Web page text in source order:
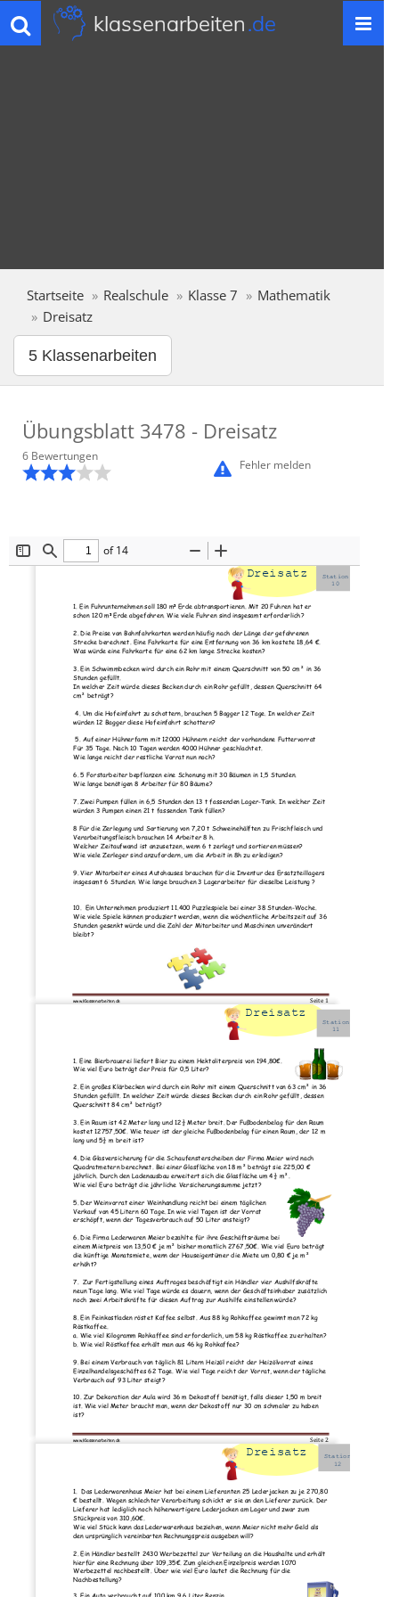
Toggle
navigation
klassenarbeiten.de
Startseite Realschule Klasse 7
Mathematik
Dreisatz
5 Klassenarbeiten
Übungsblatt 3478 - Dreisatz
Fehler melden
6 Bewertungen
ToggleFind
of 14
Zoom
In
www.Klassenarbeiten.de Seite 1
1. Ein Fuhrunternehmen soll 180 m³ Erde abtransportieren. Mit 20 Fuhren hat er
schon 120 m³ Erde abgefahren. Wie viele Fuhren sind insgesamt erforderlich?
2. Die Preise von Bahnfahrkarten werden häufig nach der Länge der gefahrenen
Strecke berechnet. Eine Fahrkarte für eine Entfernung von 36 km kostete 18,64 €.
Was würde eine Fahrkarte für eine 62 km lange Strecke kosten?
3. Ein Schwimmbecken wird durch ein Rohr mit einem Querschnitt von 50 cm² in 36
Stunden gefüllt.
In welcher Zeit würde dieses Becken durch ein Rohr gefüllt, dessen Querschnitt 64
cm² beträgt?
4. Um die Hofeinfahrt zu schottern, brauchen 5 Bagger 12 Tage. In welcher Zeit
würden 12 Bagger diese Hofeinfahrt schottern?
5. Auf einer Hühnerfarm mit 12000 Hühnern reicht der vorhandene Futtervorrat
Für 35 Tage. Nach 10 Tagen werden 4000 Hühner geschlachtet.
Wie lange reicht der restliche Vorrat nun noch?
6. 5 Forstarbeiter bepflanzen eine Schonung mit 30 Bäumen in 1,5 Stunden.
Wie lange benötigen 8 Arbeiter für 80 Bäume?
7. Zwei Pumpen füllen in 6,5 Stunden den 13 t fassenden Lager-Tank. In welcher Zeit
würden 3 Pumpen einen 21 t fassenden Tank füllen?
8 Für die Zerlegung und Sortierung von 7,20 t Schweinehälften zu Frischfleisch und
Verarbeitungsfleisch brauchen 14 Arbeiter 8 h.
Welcher Zeitaufwand ist anzusetzen, wenn 6 t zerlegt und sortieren müssen?
Wie viele Zerleger sind anzufordern, um die Arbeit in 8h zu erledigen?
9. Vier Mitarbeiter eines Autohauses brauchen für die Inventur des Ersatzteillagers
insgesamt 6 Stunden. Wie lange brauchen 3 Lagerarbeiter für dieselbe Leistung ?
10.  Ein Unternehmen produziert 11.400 Puzzlespiele bei einer 38 Stunden-Woche.
Wie viele Spiele können produziert werden, wenn die wöchentliche Arbeitszeit auf 36
Stunden gesenkt würde und die Zahl der Mitarbeiter und Maschinen unverändert
bleibt?
Dreisatz
Station
10
www.Klassenarbeiten.de Seite 2
1. Eine Bierbrauerei liefert Bier zu einem Hektoliterpreis von 194,80€.
Wie viel Euro beträgt der Preis für 0,5 Liter?
2. Ein großes Klärbecken wird durch ein Rohr mit einem Querschnitt von 63 cm² in 36
Stunden gefüllt. In welcher Zeit würde dieses Becken durch ein Rohr gefüllt, dessen
Querschnitt 84 cm² beträgt?
3. Ein Raum ist 42 Meter lang und 12½ Meter breit. Der Fußbodenbelag für den Raum
kostet 12757,50€. Wie teuer ist der gleiche Fußbodenbelag für einen Raum, der 12 m
lang und 5½ m breit ist?
4. Die Glasversicherung für die Schaufensterscheiben der Firma Meier wird nach
Quadratmetern berechnet. Bei einer Glasfläche von 18 m² beträgt sie 225,00 €
jährlich. Durch den Ladenausbau erweitert sich die Glasfläche um 4½ m².
Wie viel Euro beträgt die jährliche Versicherungssumme jetzt?
5. Der Weinvorrat einer Weinhandlung reicht bei einem täglichen
Verkauf von 45 Litern 60 Tage. In wie viel Tagen ist der Vorrat
erschöpft, wenn der Tagesverbrauch auf 50 Liter ansteigt?
6. Die Firma Lederwaren Meier bezahlte für ihre Geschäftsräume bei
einem Mietpreis von 13,50 € je m² bisher monatlich 2767,50€. Wie viel Euro beträgt
die künftige Monatsmiete, wenn der Hauseigentümer die Miete um 0,80 € je m²
erhöht?
7.  Zur Fertigstellung eines Auftrages beschäftigt ein Händler vier Aushilfskräfte
neun Tage lang. Wie viel Tage würde es dauern, wenn der Geschäftsinhaber zusätzlich
noch zwei Arbeitskräfte für diesen Auftrag zur Aushilfe einstellen würde?
8. Ein Feinkostladen röstet Kaffee selbst. Aus 88 kg Rohkaffee gewinnt man 72 kg
Röstkaffee.
a. Wie viel Kilogramm Rohkaffee sind erforderlich, um 58 kg Röstkaffee zu erhalten?
b. Wie viel Röstkaffee erhält man aus 46 kg Rohkaffee?
9. Bei einem Verbrauch von täglich 81 Litern Heizöl reicht der Heizölvorrat eines
Einzelhandelsgeschäftes 62 Tage. Wie viel Tage reicht der Vorrat, wenn der tägliche
Verbrauch auf 93 Liter steigt?
10. Zur Dekoration der Aula wird 36 m Dekostoff benötigt, falls dieser 1,50 m breit
ist. Wie viel Meter braucht man, wenn der Dekostoff nur 30 cm schmaler zu haben
ist?
Dreisatz
Station
11
1.  Das Lederwarenhaus Meier hat bei einem Lieferanten 25 Lederjacken zu je 270,80
€ bestellt. Wegen schlechter Verarbeitung schickt er sie an den Lieferer zurück. Der
Lieferer hat lediglich noch höherwertigere Lederjacken am Lager und zwar zum
Stückpreis von 310,60€.
Wie viel Stück kann das Lederwarenhaus beziehen, wenn Meier nicht mehr Geld als
den ursprünglich vereinbarten Rechnungspreis ausgeben will?
2. Ein Händler bestellt 2430 Werbezettel zur Verteilung an die Haushalte und erhält
hierfür eine Rechnung über 109,35€. Zum gleichen Einzelpreis werden 1070
Werbezettel nachbestellt. Über wie viel Euro lautet die Rechnung für die
Nachbestellung?
Dreisatz
Station
12